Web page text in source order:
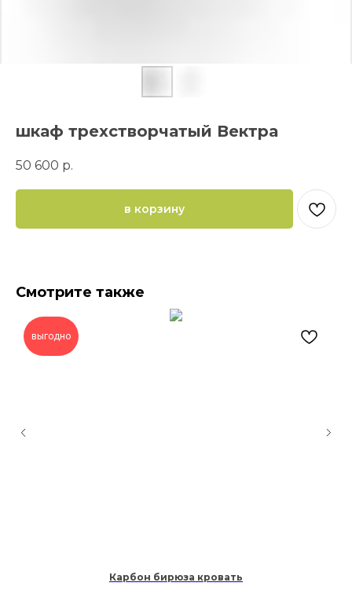
шкаф трехстворчатый Вектра
50 600 р.
в корзину
Смотрите также
выгодно
Карбон бирюза кровать